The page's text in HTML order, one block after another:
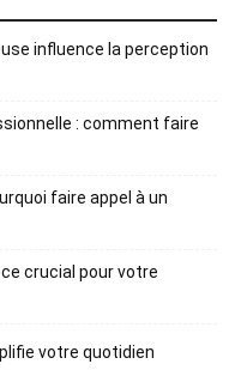
influence la perception
: comment faire
faire appel à un
crucial pour votre
votre quotidien